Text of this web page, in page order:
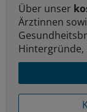
Über unser
Ärztinnen
Hintergründe,